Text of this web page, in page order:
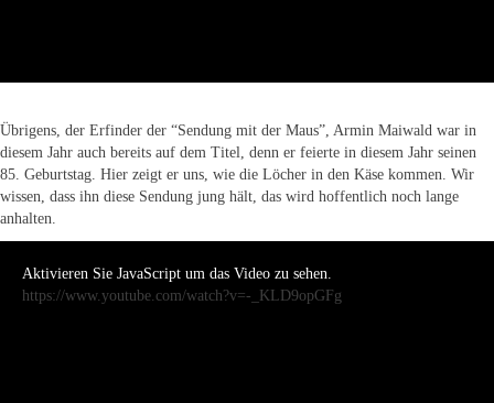
Übrigens, der Erfinder der “Sendung mit der Maus”, Armin Maiwald war in
diesem Jahr auch bereits auf dem Titel, denn er feierte in diesem Jahr seinen
85. Geburtstag. Hier zeigt er uns, wie die Löcher in den Käse kommen. Wir
wissen, dass ihn diese Sendung jung hält, das wird hoffentlich noch lange
anhalten.
Aktivieren Sie JavaScript um das Video zu sehen.
https://www.youtube.com/watch?v=-_KLD9opGFg